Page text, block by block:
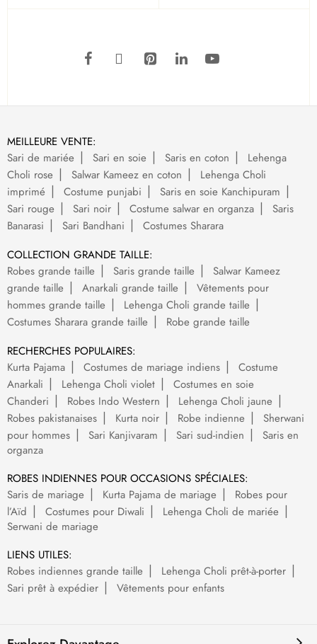
MEILLEURE VENTE:
Sari de mariée
Sari en soie Saris en coton
Lehenga
Choli rose
Salwar Kameez en coton
Lehenga Choli
imprimé
Costume punjabi
Saris en soie Kanchipuram
Sari rouge
Sari noir Costume salwar en organza
Saris
Banarasi
Sari Bandhani
Costumes Sharara
COLLECTION GRANDE TAILLE:
Robes grande taille
Saris grande taille
Salwar Kameez
grande taille
Anarkali grande taille
Vêtements pour
hommes grande taille
Lehenga Choli grande taille
Costumes Sharara grande taille
Robe grande taille
RECHERCHES POPULAIRES:
Kurta Pajama
Costumes de mariage indiens
Costume
Anarkali
Lehenga Choli violet
Costumes en soie
Chanderi
Robes Indo Western
Lehenga Choli jaune
Robes pakistanaises
Kurta noir Robe indienne
Sherwani
pour hommes
Sari Kanjivaram Sari sud-indien
Saris en
organza
ROBES INDIENNES POUR OCCASIONS SPÉCIALES:
Saris de mariage
Kurta Pajama de mariage
Robes pour
l’Aïd
Costumes pour Diwali
Lehenga Choli de mariée
Serwani de mariage
LIENS UTILES:
Robes indiennes grande taille
Lehenga Choli prêt-à-porter
Sari prêt à expédier
Vêtements pour enfants